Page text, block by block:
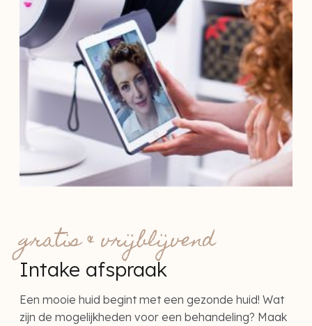
gratis & vrijblijvend
Intake afspraak
Een mooie huid begint met een gezonde huid! Wat
zijn de mogelijkheden voor een behandeling? Maak